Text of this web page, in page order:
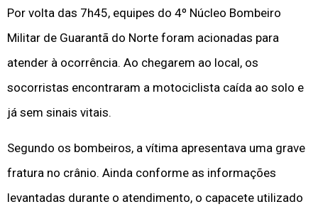
Por volta das 7h45, equipes do 4º Núcleo Bombeiro
Militar de Guarantã do Norte foram acionadas para
atender à ocorrência. Ao chegarem ao local, os
socorristas encontraram a motociclista caída ao solo e
já sem sinais vitais.
Segundo os bombeiros, a vítima apresentava uma grave
fratura no crânio. Ainda conforme as informações
levantadas durante o atendimento, o capacete utilizado